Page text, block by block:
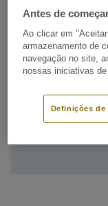
requisitos
Segurança e
Absorção ao
Limpeza fácil
Antes de
Ao clicar em
armazenamento de
navegação no site,
nossas iniciativas de
Definições de